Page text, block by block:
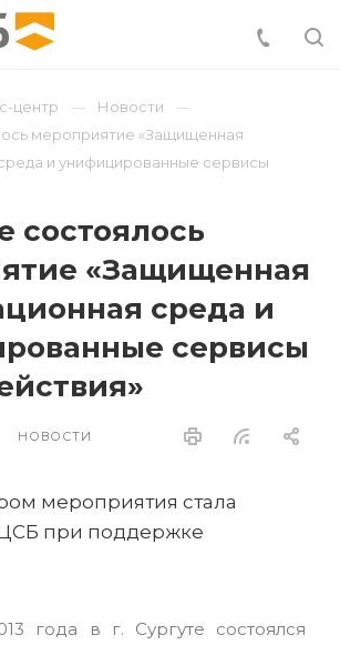
центр
Новости
мероприятие «Защищенная
и унифицированные сервисы
состоялось
«Защищенная
среда и
сервисы
НОВОСТИ
мероприятия стала
при поддержке
года в г. Сургуте состоялся